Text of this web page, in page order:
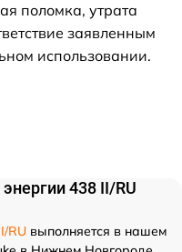
поломка, утрата
заявленным
использовании.
438 II/RU
RU выполняется в нашем